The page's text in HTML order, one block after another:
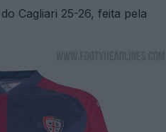
Cagliari 25-26, feita pela